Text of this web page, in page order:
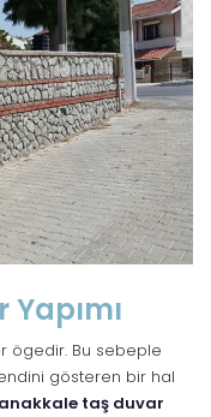
ögedir. Bu sebeple
gösteren bir hal
taş duvar